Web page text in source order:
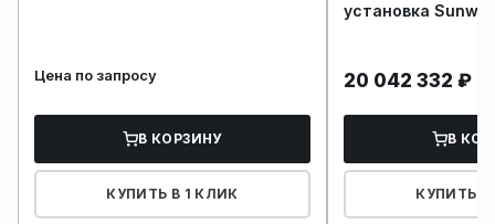
Цена по запросу
В КОРЗИНУ
КУПИТЬ В 1 КЛИК
установка
20 042 332 ₽
В
КУПИТЬ В